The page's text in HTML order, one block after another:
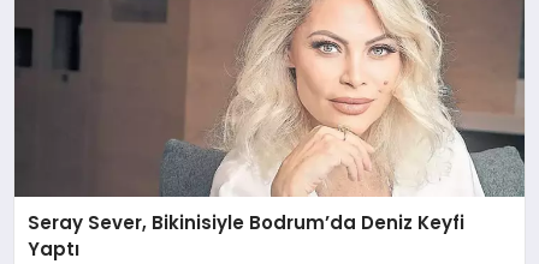
Seray Sever, Bikinisiyle Bodrum’da Deniz Keyfi
Yaptı